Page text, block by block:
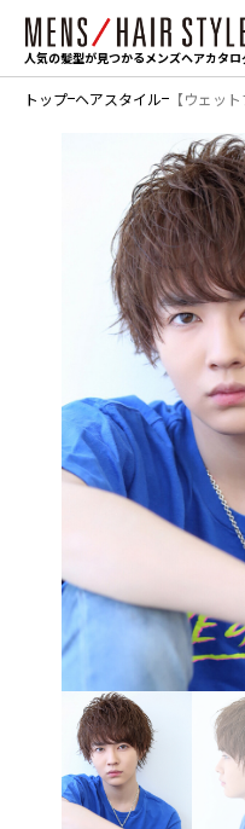
人気の髪型が見つかるメンズヘアカタロ
トップ ヘアスタイル 【ウェッ